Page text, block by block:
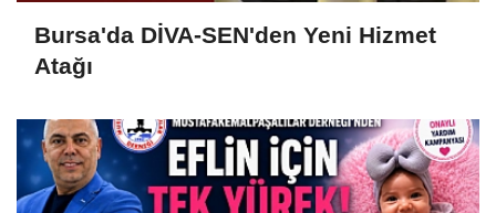
Bursa'da DİVA-SEN'den Yeni Hizmet
Atağı